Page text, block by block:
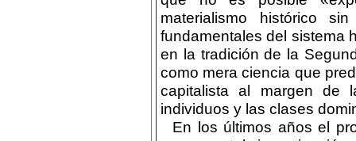
materialismo histórico
fundamentales del sistema
en la tradición de la
como mera ciencia que
capitalista al margen de
individuos y las clases
En los últimos años el